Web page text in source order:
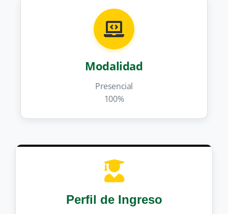
Modalidad
Presencial
100%
Perfil de Ingreso